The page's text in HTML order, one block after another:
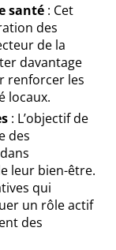
santé : Cet
des
de la
davantage
renforcer les
locaux.
: L’objectif de
des
leur bien-être.
qui
un rôle actif
des